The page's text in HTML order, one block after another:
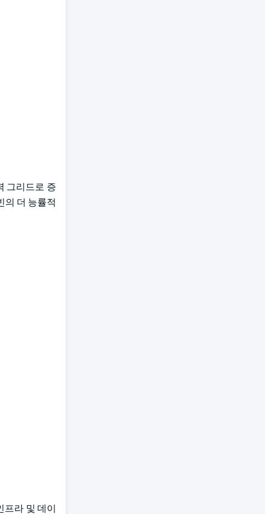
그리드로 증
의 더 능률적
프라 및 데이